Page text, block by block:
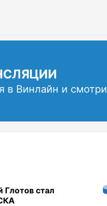
в Винлайн и смотри
стал